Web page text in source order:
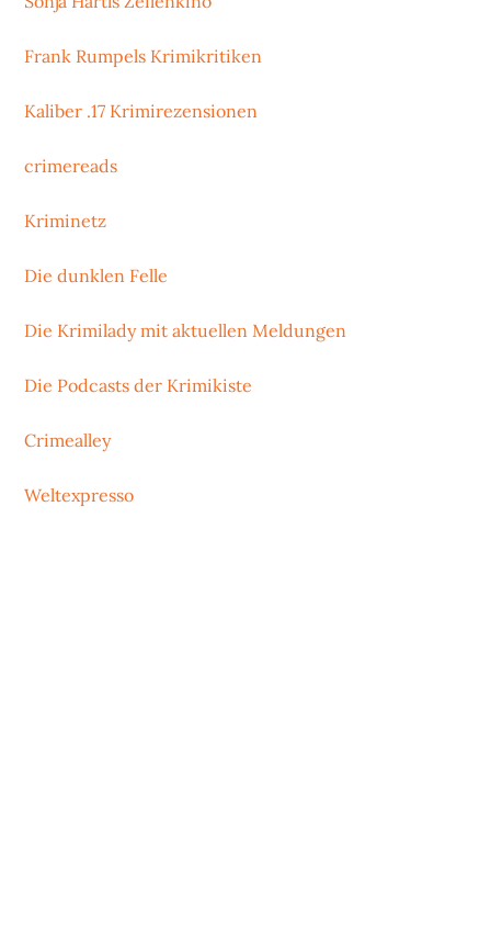
Frank Rumpels Krimikritiken
Kaliber .17 Krimirezensionen
crimereads
Kriminetz
Die dunklen Felle
Die Krimilady mit aktuellen Meldungen
Die Podcasts der Krimikiste
Crimealley
Weltexpresso